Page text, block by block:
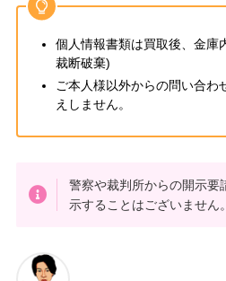
個人情報書類は買取後、金庫
裁断破棄)
ご本人様以外からの問い合わ
えしません。
警察や裁判所からの開示要
示することはございません。